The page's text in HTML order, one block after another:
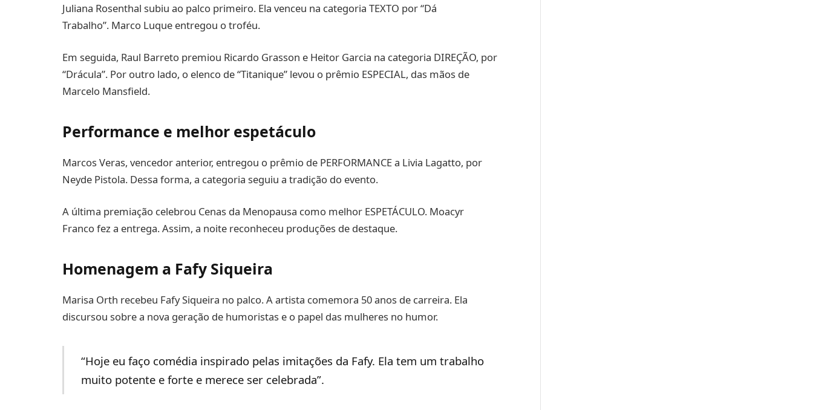
Juliana Rosenthal subiu ao palco primeiro. Ela venceu na categoria TEXTO por “Dá
Trabalho”. Marco Luque entregou o troféu.
Em seguida, Raul Barreto premiou Ricardo Grasson e Heitor Garcia na categoria DIREÇÃO, por
“Drácula”. Por outro lado, o elenco de “Titanique” levou o prêmio ESPECIAL, das mãos de
Marcelo Mansfield.
Performance e melhor espetáculo
Marcos Veras, vencedor anterior, entregou o prêmio de PERFORMANCE a Livia Lagatto, por
Neyde Pistola. Dessa forma, a categoria seguiu a tradição do evento.
A última premiação celebrou Cenas da Menopausa como melhor ESPETÁCULO. Moacyr
Franco fez a entrega. Assim, a noite reconheceu produções de destaque.
Homenagem a Fafy Siqueira
Marisa Orth recebeu Fafy Siqueira no palco. A artista comemora 50 anos de carreira. Ela
discursou sobre a nova geração de humoristas e o papel das mulheres no humor.
“Hoje eu faço comédia inspirado pelas imitações da Fafy. Ela tem um trabalho
muito potente e forte e merece ser celebrada”.